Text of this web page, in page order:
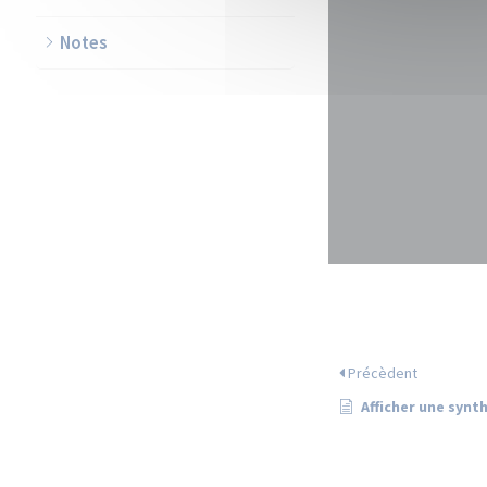
Notes
Précèdent
Afficher une